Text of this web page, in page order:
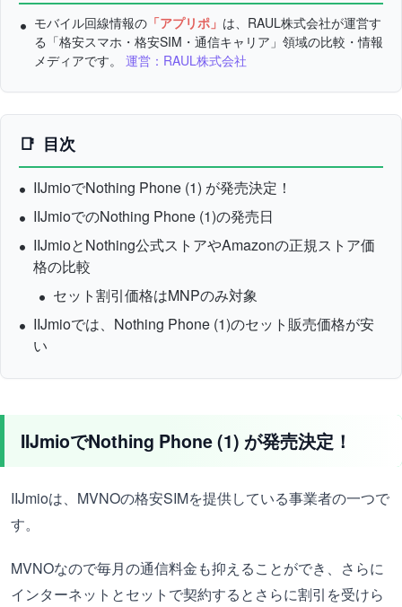
モバイル回線情報の 「アプリポ」 は、RAUL株式会社が運営す
る「格安スマホ・格安SIM・通信キャリア」領域の比較・情報
メディアです。 運営：RAUL株式会社
目次
IIJmioでNothing Phone (1) が発売決定！
IIJmioでのNothing Phone (1)の発売日
IIJmioとNothing公式ストアやAmazonの正規ストア価
格の比較
セット割引価格はMNPのみ対象
IIJmioでは、 Nothing Phone (1)のセット販売価格が安
い
IIJmioでNothing Phone (1) が発売決定！
IIJmioは、MVNOの格安SIMを提供している事業者の一つで
す。
MVNOなので毎月の通信料金も抑えることができ、さらに
インターネットとセットで契約するとさらに割引を受けら